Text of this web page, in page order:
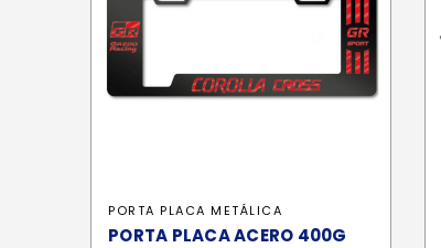
PORTA PLACA METÁLICA
PORTA PLACA ACERO 400G